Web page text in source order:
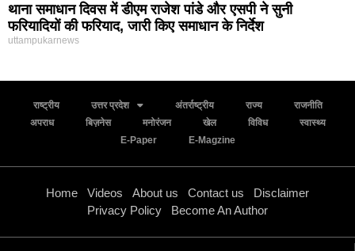
थाना समाधान दिवस में डीएम राजेश पांडे और एसपी ने सुनी
फरियादियों की फरियाद, जारी किए समाधान के निर्देश
uttampukarnews
राष्ट्रीय उत्तर प्रदेश अंतर्राष्ट्रीय राज्य
राजनीति
अपराध
बिज़नेस मनोरंजन खेल विविध
स्वास्थ्य
E-Paper
E-Magzine
Home Videos About us Contact us
Disclaimer
Privacy Policy
Become An Author